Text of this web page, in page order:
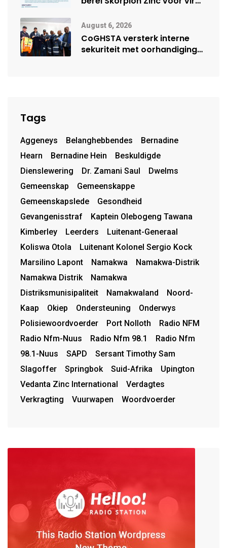
August 6, 2026
CoGHSTA versterk interne
sekuriteit met oorhandiging
Tags
Aggeneys Belanghebbendes
Bernadine
Hearn
Bernadine Hein
Beskuldigde
Dienslewering
Dr. Zamani Saul
Dwelms
Gemeenskap
Gemeenskappe
Gemeenskapslede
Gesondheid
Gevangenisstraf
Kaptein Olebogeng Tawana
Kimberley
Leerders
Luitenant-Generaal
Koliswa Otola
Luitenant Kolonel Sergio Kock
Marsilino Lapont
Namakwa
Namakwa-Distrik
Namakwa Distrik
Namakwa
Distriksmunisipaliteit
Namakwaland
Noord-
Kaap
Okiep Ondersteuning
Onderwys
Polisiewoordvoerder
Port Nolloth
Radio NFM
Radio Nfm-Nuus
Radio Nfm 98.1
Radio Nfm
98.1-Nuus
SAPD
Sersant Timothy Sam
Slagoffer
Springbok Suid-Afrika
Upington
Vedanta Zinc International
Verdagtes
Verkragting
Vuurwapen Woordvoerder